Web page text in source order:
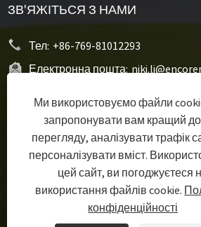
ЗВ'ЯЖІТЬСЯ З НАМИ
Тел: +86-769-81012293
Електронна пошта:
12# Sanjiang Industry
Community, Hengli Town,
Авторське право © 2022 Dongguan
літій-полімерна батарея, літій-
батарея, літій-полімерна
Ми використовуємо файли
запропонувати вам кращий
перегляду, аналізувати трафік
персоналізувати вміст.
цей сайт, ви погоджуєтеся
використання файлів cookie.
конфіденційності